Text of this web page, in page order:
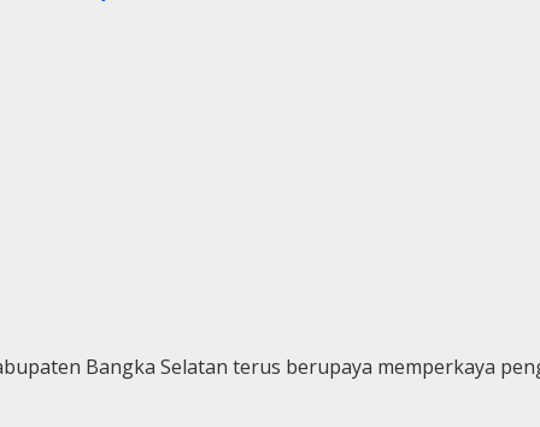
Bangka Selatan terus berupaya memperkaya